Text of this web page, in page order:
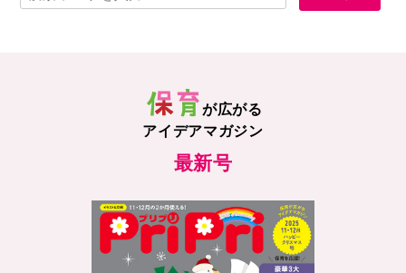
が広がる
アイデアマガジン
最新号